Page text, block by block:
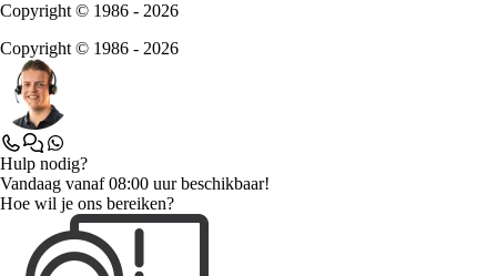
Copyright © 1986 - 2026
Copyright © 1986 - 2026
Hulp nodig?
Vandaag vanaf 08:00 uur beschikbaar!
Hoe wil je ons bereiken?